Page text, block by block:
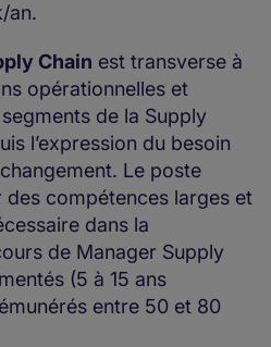
an.
Chain est transverse à
opérationnelles et
de la Supply
l’expression du besoin
Le poste
compétences larges et
dans la
de Manager Supply
(5 à 15 ans
entre 50 et 80